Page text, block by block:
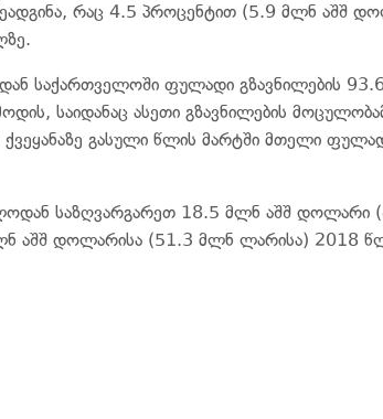
რაც 4.5 პროცენტით (5.9 მლნ აშშ
საქართველოში ფულადი გზავნილების
საიდანაც ასეთი გზავნილების
ქვეყანაზე გასული წლის მარტში მთელი
საზღვარგარეთ 18.5 მლნ აშშ
აშშ დოლარისა (51.3 მლნ ლარისა) 2018